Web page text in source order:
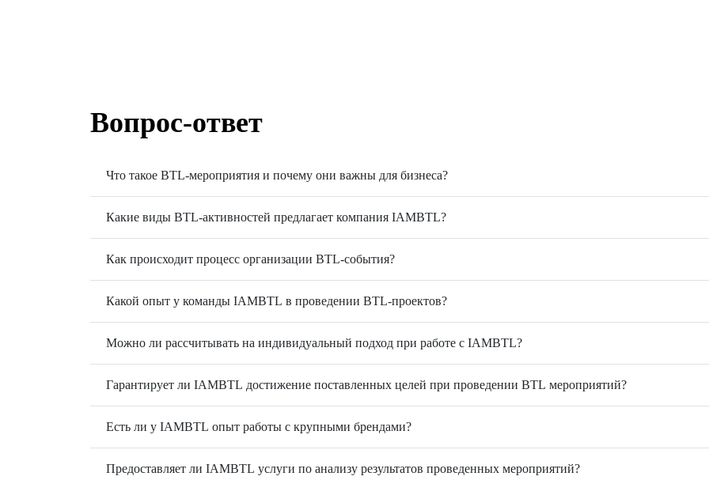
Вопрос-ответ
Что такое BTL-мероприятия и почему они важны для бизнеса?
Какие виды BTL-активностей предлагает компания IAMBTL?
Как происходит процесс организации BTL-события?
Какой опыт у команды IAMBTL в проведении BTL-проектов?
Можно ли рассчитывать на индивидуальный подход при работе с IAMBTL?
Гарантирует ли IAMBTL достижение поставленных целей при проведении BTL мероприятий?
Есть ли у IAMBTL опыт работы с крупными брендами?
Предоставляет ли IAMBTL услуги по анализу результатов проведенных мероприятий?